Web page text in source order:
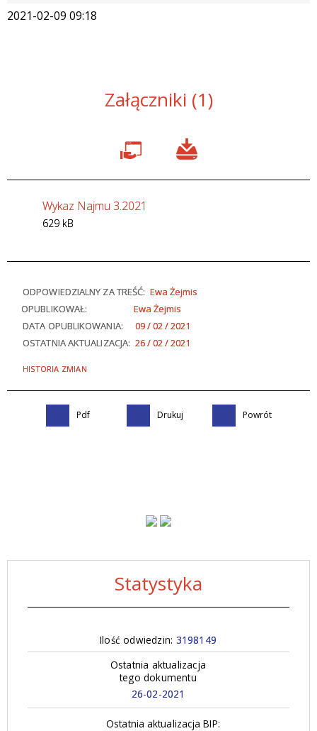
Statystyka
Ilość odwiedzin: 3198149
Ostatnia aktualizacja
tego dokumentu
26-02-2021
Ostatnia aktualizacja BIP:
2021-02-09 09:18
Załączniki (1)
Wykaz Najmu 3.2021
629 kB
ODPOWIEDZIALNY ZA TREŚĆ: Ewa Żejmis
OPUBLIKOWAŁ:
Ewa Żejmis
DATA OPUBLIKOWANIA:
09 / 02 / 2021
OSTATNIA AKTUALIZACJA: 26 / 02 / 2021
HISTORIA ZMIAN
Pdf Drukuj Powrót